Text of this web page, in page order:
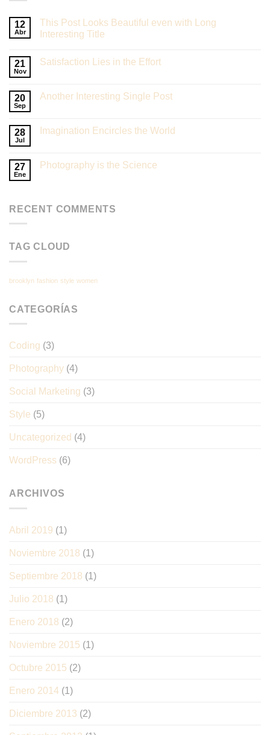
12
Abr
This Post Looks Beautiful even with Long
Interesting Title
21
Nov
Satisfaction Lies in the Effort
20
Sep
Another Interesting Single Post
28
Jul
Imagination Encircles the World
27
Ene
Photography is the Science
RECENT COMMENTS
TAG CLOUD
brooklyn fashion style women
CATEGORÍAS
Coding (3)
Photography (4)
Social Marketing (3)
Style (5)
Uncategorized (4)
WordPress (6)
ARCHIVOS
Abril 2019 (1)
Noviembre 2018 (1)
Septiembre 2018 (1)
Julio 2018 (1)
Enero 2018 (2)
Noviembre 2015 (1)
Octubre 2015 (2)
Enero 2014 (1)
Diciembre 2013 (2)